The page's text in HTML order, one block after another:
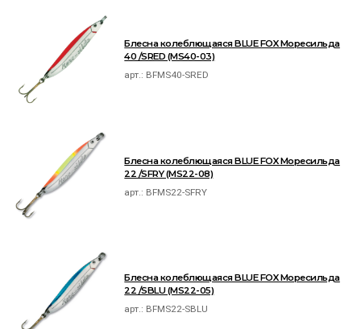
Блесна колеблющаяся BLUE FOX Моресильда
40 /SRED (MS40-03)
арт.: BFMS40-SRED
Блесна колеблющаяся BLUE FOX Моресильда
22 /SFRY (MS22-08)
арт.: BFMS22-SFRY
Блесна колеблющаяся BLUE FOX Моресильда
22 /SBLU (MS22-05)
арт.: BFMS22-SBLU